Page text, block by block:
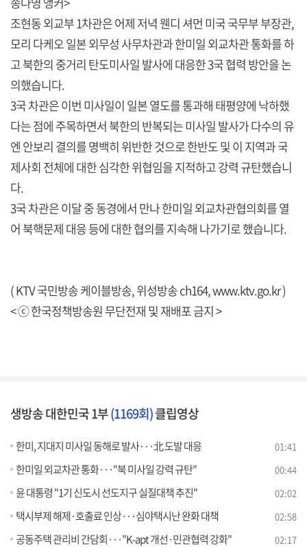
조현동 외교부 1차관은 어제 저녁 웬디 셔먼 미국 국무부 부장관,
모리 다케오 일본 외무성 사무차관과 한미일 외교차관 통화를 하
고 북한의 중거리 탄도미사일 발사에 대응한 3국 협력 방안을 논
의했습니다.
3국 차관은 이번 미사일이 일본 열도를 통과해 태평양에 낙하했
다는 점에 주목하면서 북한의 반복되는 미사일 발사가 다수의 유
엔 안보리 결의를 명백히 위반한 것으로 한반도 및 이 지역과 국
제사회 전체에 대한 심각한 위협임을 지적하고 강력 규탄했습니
다.
3국 차관은 이달 중 동경에서 만나 한미일 외교차관협의회를 열
어 북핵문제 대응 등에 대한 협의를 지속해 나가기로 했습니다.
( KTV 국민방송 케이블방송, 위성방송 ch164,www.ktv.go.kr)
< ⓒ 한국정책방송원 무단전재 및 재배포 금지 >
생방송 대한민국 1부(1169회)클립영상
한미, 지대지 미사일 동해로 발사···北 도발 대응 01:41
한미일 외교차관 통화···"북 미사일 강력 규탄" 00:44
윤 대통령 "1기 신도시 선도지구 실질대책 추진" 02:02
택시부제 해제·호출료 인상···심야택시난 완화 대책 02:58
공동주택 관리비 간담회···"K-apt 개선·민관협력 강화" 02:17